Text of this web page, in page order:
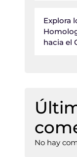
Explora
hacia el
No hay